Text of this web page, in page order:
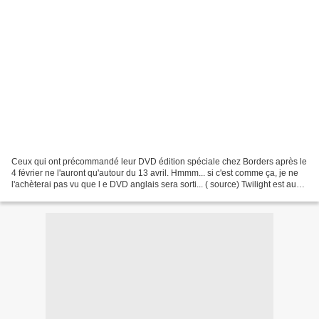
Ceux qui ont précommandé leur DVD édition spéciale chez Borders après le
4 février ne l'auront qu'autour du 13 avril. Hmmm... si c'est comme ça, je ne
l'achèterai pas vu que l e DVD anglais sera sorti... ( source) Twilight est aussi